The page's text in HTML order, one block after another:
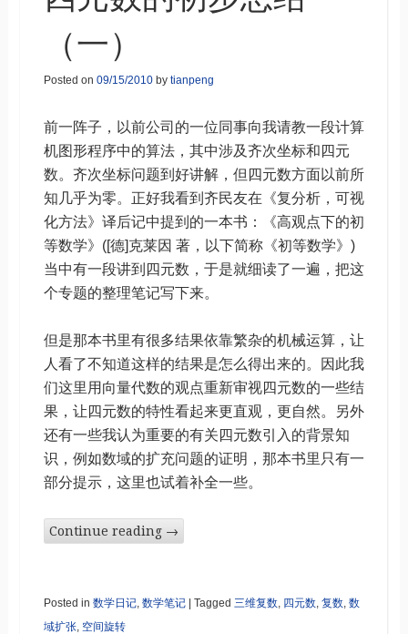
（一）
Posted on 09/15/2010by tianpeng
前一阵子，以前公司的一位同事向我请教一段计算
机图形程序中的算法，其中涉及齐次坐标和四元
数。齐次坐标问题到好讲解，但四元数方面以前所
知几乎为零。正好我看到齐民友在《复分析，可视
化方法》译后记中提到的一本书：《高观点下的初
等数学》([德]克莱因 著，以下简称《初等数学》)
当中有一段讲到四元数，于是就细读了一遍，把这
个专题的整理笔记写下来。
但是那本书里有很多结果依靠繁杂的机械运算，让
人看了不知道这样的结果是怎么得出来的。因此我
们这里用向量代数的观点重新审视四元数的一些结
果，让四元数的特性看起来更直观，更自然。另外
还有一些我认为重要的有关四元数引入的背景知
识，例如数域的扩充问题的证明，那本书里只有一
部分提示，这里也试着补全一些。
Continue reading →
Posted in 数学日记, 数学笔记 Tagged 三维复数, 四元数, 复数, 数
域扩张, 空间旋转